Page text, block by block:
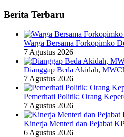
Berita Terbaru
Warga Bersama Forkopimko
7 Agustus 2026
Dianggap Beda Akidah,
7 Agustus 2026
Pemerhati Politik: Orang
7 Agustus 2026
Kinerja Menteri dan Pejabat
6 Agustus 2026